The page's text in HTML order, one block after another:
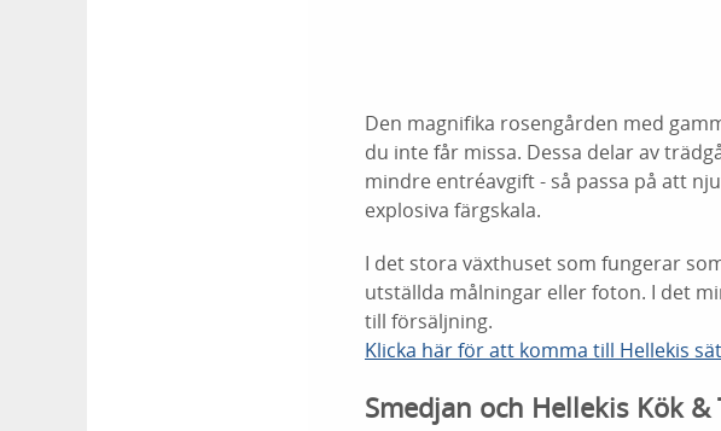
Den magnifika rosengården med
du inte får missa. Dessa delar av
mindre entréavgift - så passa på att
explosiva färgskala.
I det stora växthuset som fungerar
utställda målningar eller foton. I det
till försäljning.
Klicka här för att komma till Hellekis
Smedjan och Hellekis Kök &